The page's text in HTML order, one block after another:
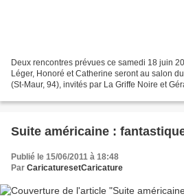
Deux rencontres prévues ce samedi 18 juin
Léger, Honoré et Catherine seront au salon
(St-Maur, 94), invités par La Griffe Noire et
Suite américaine :
Publié le 15/06/2011 à 18:48
Par CaricaturesetCaricature